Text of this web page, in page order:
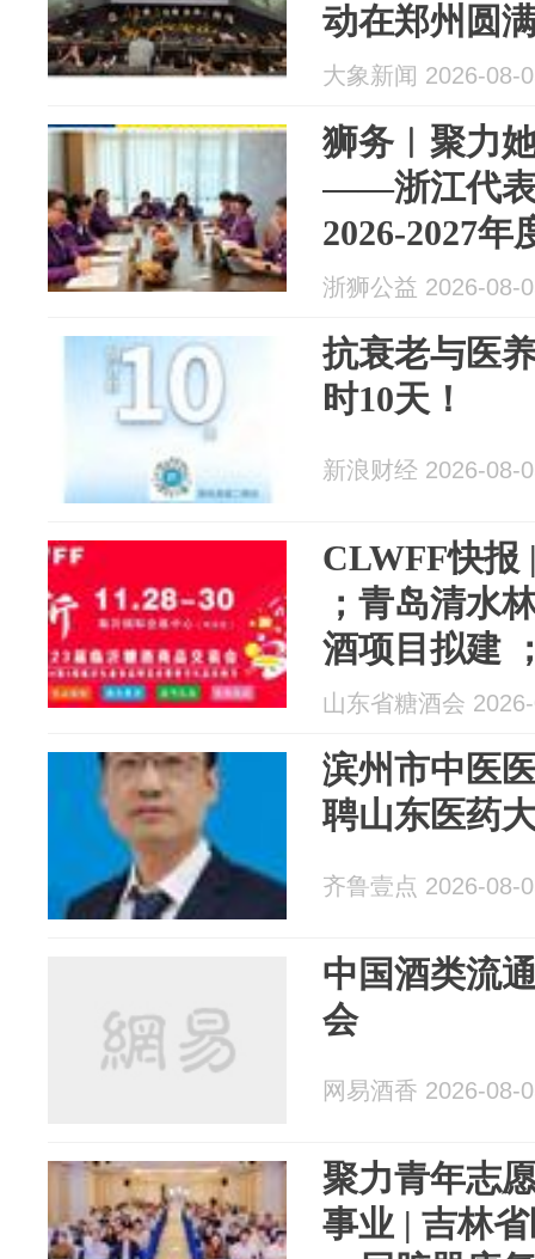
动在郑州圆
大象新闻 2026-08-
狮务︱聚力
——浙江代表
2026-2027
举行
浙狮公益 2026-08-
抗衰老与医
时10天！
新浪财经 2026-08-
CLWFF快报
；青岛清水
酒项目拟建
成立精酿专
山东省糖酒会
滨州市中医
聘山东医药
齐鲁壹点 2026-08-
中国酒类流
会
网易酒香 2026-08-
聚力青年志
事业 | 吉林